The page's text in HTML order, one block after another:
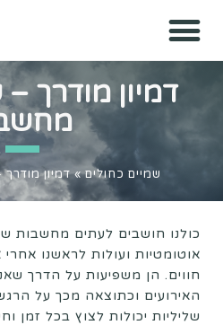
דמיון מודרך
שמיים כחולים»דמיון
כולנו חושבים לעתים מחשבות
אוטומטיות ועולות לראשנו אחרי
חווים. הן משפיעות על הדרך
האירועים וכתוצאה מכך על
שליליות יכולות לצוץ בכל זמן